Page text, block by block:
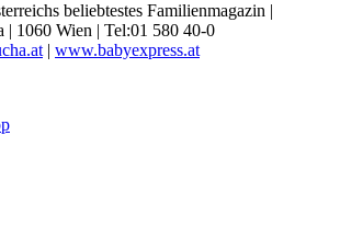
beliebtestes Familienmagazin |
| 1060 Wien | Tel:01 580 40-0
| www.babyexpress.at